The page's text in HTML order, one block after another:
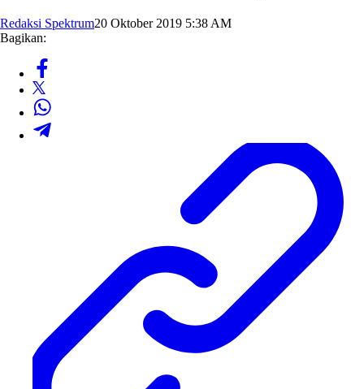
Redaksi Spektrum20 Oktober 2019 5:38 AM
Bagikan: